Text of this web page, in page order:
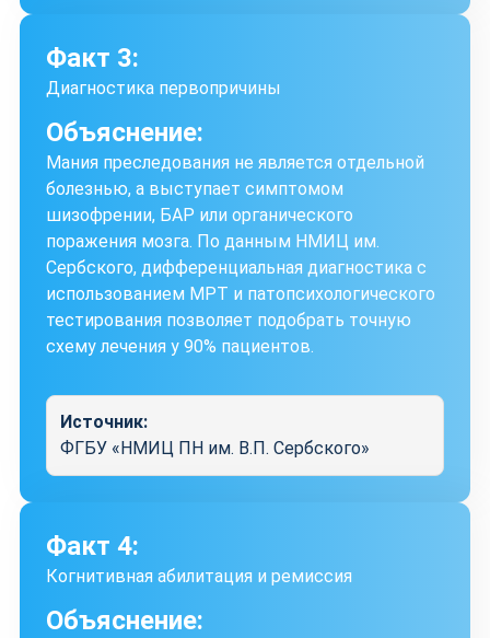
Факт 3:
Диагностика первопричины
Объяснение:
Мания преследования не является отдельной
болезнью, а выступает симптомом
шизофрении, БАР или органического
поражения мозга. По данным НМИЦ им.
Сербского, дифференциальная диагностика с
использованием МРТ и патопсихологического
тестирования позволяет подобрать точную
схему лечения у 90% пациентов.
Источник:
ФГБУ «НМИЦ ПН им. В.П. Сербского»
Факт 4:
Когнитивная абилитация и ремиссия
Объяснение: